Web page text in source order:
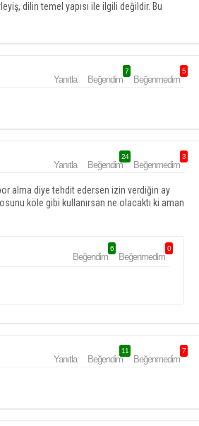
dilin temel yapısı ile ilgili değildir. Bu
Yanıtla Beğendim
7
Beğenmedim
5
Yanıtla Beğendim
24
Beğenmedim
3
alma diye tehdit edersen izin verdiğin ay
köle gibi kullanırsan ne olacaktı ki aman
Beğendim
6
Beğenmedim
0
Yanıtla Beğendim
11
Beğenmedim
7